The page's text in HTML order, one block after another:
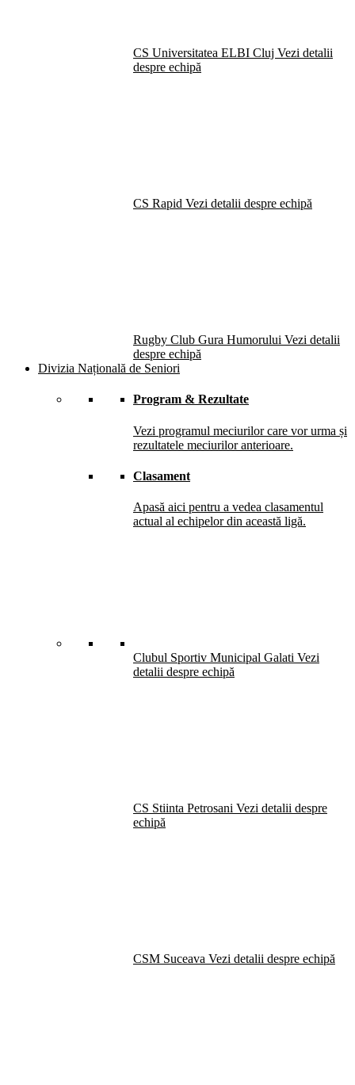
CS Universitatea ELBI Cluj Vezi detalii
despre echipă
CS Rapid Vezi detalii despre echipă
Rugby Club Gura Humorului Vezi detalii
despre echipă
Divizia Națională de Seniori
Program & Rezultate
Vezi programul meciurilor care vor urma și
rezultatele meciurilor anterioare.
Clasament
Apasă aici pentru a vedea clasamentul
actual al echipelor din această ligă.
Clubul Sportiv Municipal Galati Vezi
detalii despre echipă
CS Stiinta Petrosani Vezi detalii despre
echipă
CSM Suceava Vezi detalii despre echipă